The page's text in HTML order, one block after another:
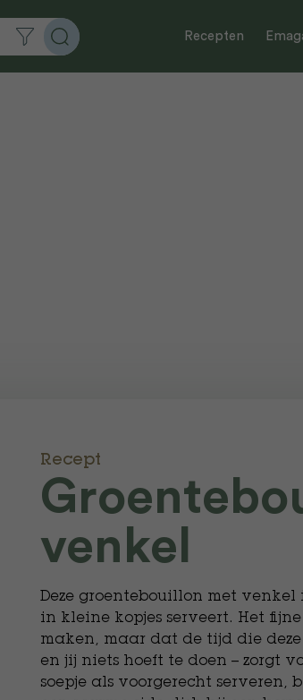
Recepten
Recept
venkel
Deze groentebouillon met venkel
in kleine kopjes serveert. Het
maken, maar dat de tijd die
en jij niets hoeft te doen – zorgt
soepje als voorgerecht